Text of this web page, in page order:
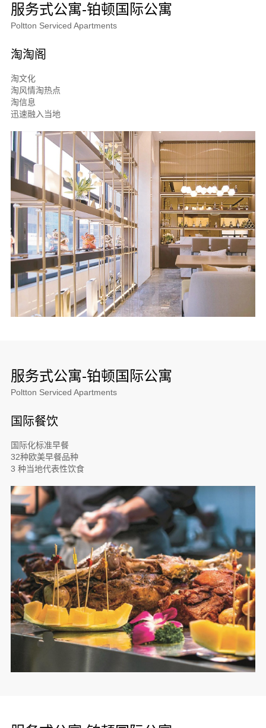
服务式公寓-铂顿国际公寓
Poltton Serviced Apartments
淘淘阁
淘文化
淘风情淘热点
淘信息
迅速融入当地
服务式公寓-铂顿国际公寓
Poltton Serviced Apartments
国际餐饮
国际化标准早餐
32种欧美早餐品种
3 种当地代表性饮食